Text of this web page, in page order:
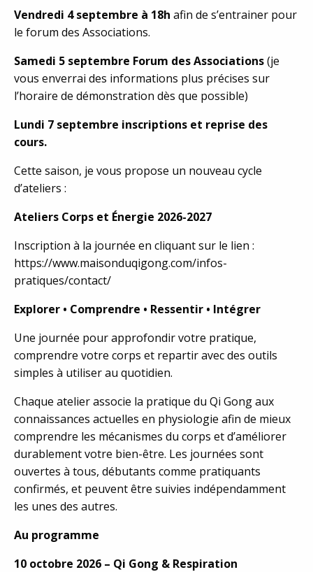
Vendredi 4 septembre à 18h afin de s’entrainer pour
le forum des Associations.
Samedi 5 septembre Forum des Associations(je
vous enverrai des informations plus précises sur
l’horaire de démonstration dès que possible)
Lundi 7 septembre inscriptions et reprise des
cours.
Cette saison, je vous propose un nouveau cycle
d’ateliers :
Ateliers Corps et Énergie 2026-2027
Inscription à la journée en cliquant sur le lien :
https://www.maisonduqigong.com/infos-
pratiques/contact/
Explorer • Comprendre • Ressentir • Intégrer
Une journée pour approfondir votre pratique,
comprendre votre corps et repartir avec des outils
simples à utiliser au quotidien.
Chaque atelier associe la pratique du Qi Gong aux
connaissances actuelles en physiologie afin de mieux
comprendre les mécanismes du corps et d’améliorer
durablement votre bien-être. Les journées sont
ouvertes à tous, débutants comme pratiquants
confirmés, et peuvent être suivies indépendamment
les unes des autres.
Au programme
10 octobre 2026 – Qi Gong & Respiration